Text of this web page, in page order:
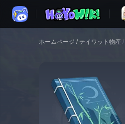
ホームページ / テイワット物産 /